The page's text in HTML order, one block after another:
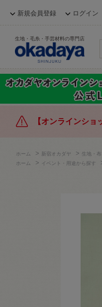
新規会員登録 ログイン
生地・毛糸・手芸材料の専門店
【オンラインシ
ホーム > 新宿オカダヤ > 生地・布
ホーム
> イベント・用途から探す